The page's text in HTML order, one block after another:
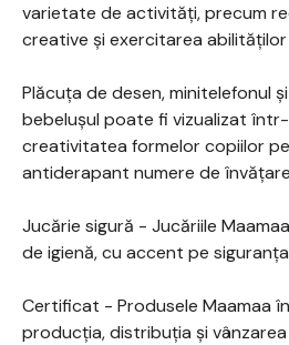
varietate de activități, precum
creative și exercitarea
Plăcuța de desen, minitelefonul
bebelușul poate fi vizualizat
creativitatea formelor copiilor
antiderapant numere de
Jucărie sigură - Jucăriile
de igienă, cu accent pe
Certificat - Produsele Maamaa
producția, distribuția și